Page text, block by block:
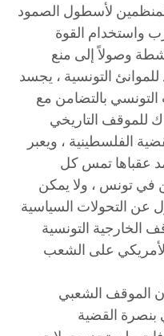
لأسطول الصمود
واستخدام القوة
وصولاً إلى منع
التونسية ، يجسد
بالتضامن مع
للموقف التاريخي
الفلسطينية ، ويعبر
عقباها تمس كل
في تونس ، ولا يمكن
عن التحولات السياسية
التونسية
على الشعب
أن الموقف الشعبي
بنصرة القضية